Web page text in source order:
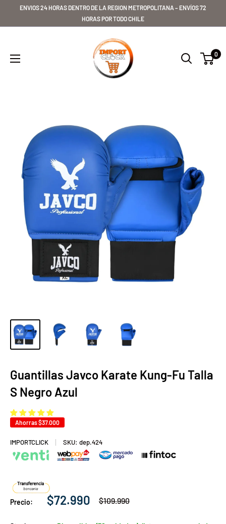
ENVIOS 24 HORAS DENTRO DE LA REGION METROPOLITANA – ENVÍOS 72
HORAS POR TODO CHILE
Importclick
0
Guantillas Javco Karate Kung-Fu Talla
S Negro Azul
Ahorras$37.000
IMPORTCLICK SKU: dep.424
Precio:
Precio
$72.990
Precio
$109.990